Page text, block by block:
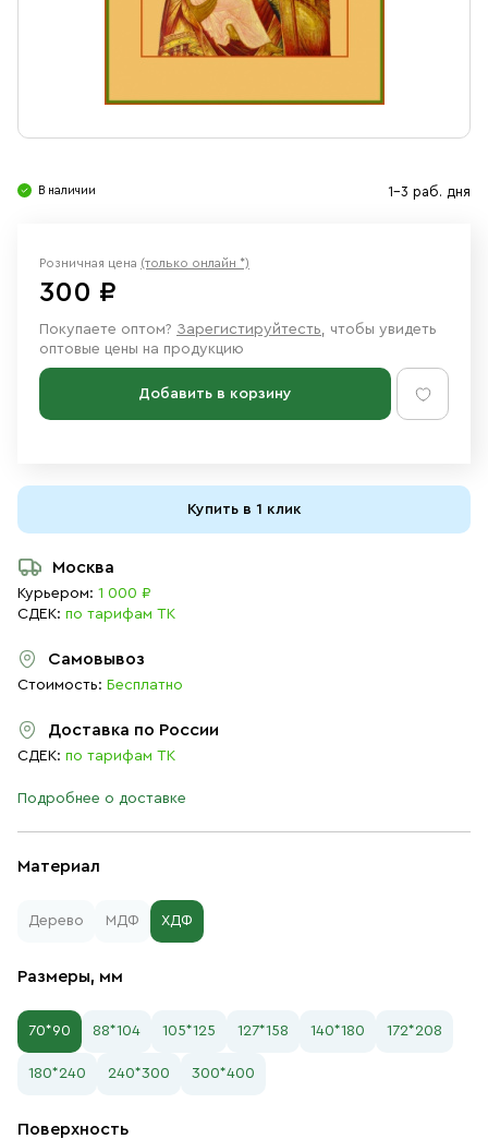
Ювелирные изделия
В наличии 1-3 раб. дня
Материал
Дерево МДФ ХДФ
Размеры, мм
70*90 88*104 105*125 127*158 140*180 172*208
180*240 240*300 300*400
Поверхность
Розничная цена (только онлайн *)
300 ₽
Покупаете оптом? Зарегистируйтесть, чтобы увидеть
оптовые цены на продукцию
Добавить в корзину
Купить в 1 клик
Москва
Курьером: 1 000 ₽
СДЕК: по тарифам ТК
Самовывоз
Стоимость: Бесплатно
Доставка по России
СДЕК: по тарифам ТК
Подробнее о доставке